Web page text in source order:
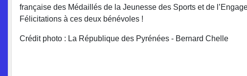
française des Médaillés de la Jeunesse des Sports et de
Félicitations à ces deux bénévoles !
Crédit photo : La République des Pyrénées - Bernard Chelle